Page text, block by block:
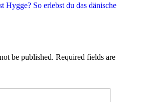
Hygge? So erlebst du das dänische
be published. Required fields are